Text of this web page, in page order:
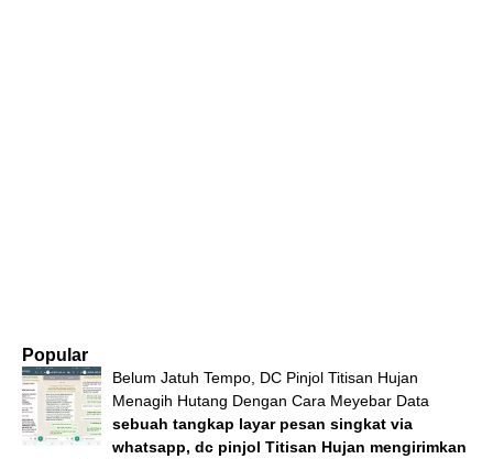
Popular
Belum Jatuh Tempo, DC Pinjol Titisan Hujan
Menagih Hutang Dengan Cara Meyebar Data
sebuah tangkap layar pesan singkat via
whatsapp, dc pinjol Titisan Hujan mengirimkan